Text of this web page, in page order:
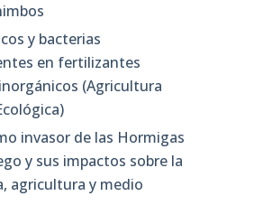
y bacterias
en fertilizantes
(Agricultura
invasor de las Hormigas
y sus impactos sobre la
agricultura y medio